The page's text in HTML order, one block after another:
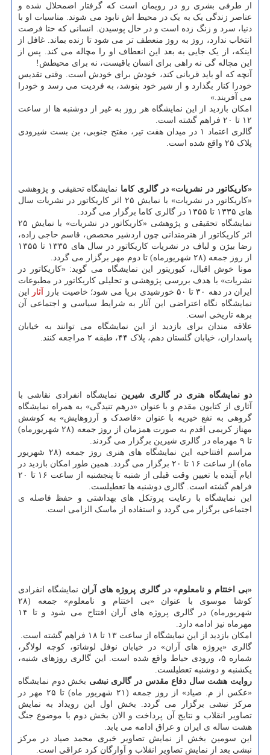
از طرفی بشری رو در رویمان است که گرفتار اضمحلال شده و
عناصر زندگی یک به یک در محیط اش نابود می شوند. مناسبات او با
دنیا، سرد و زنگ زده است و در حال پوسیدن. انسانی که حتا فرصت
انتخاب ندارد، روز به روز منعطف تر می شود تا زنده بماند. غافل از
اینکه، از یک جایی به بعد این انعطاف او را مچاله می کند. پس از
این مچاله گی نه راهی برای انسان باقیست، نه برای محیطش!
آنچه که او باید قربانی کند، خودش برای خودش است. وقتی تقدیس
خودرا کنار بگذارد و از شیر خود بنوشد، به فردیت می رسد و خودرا
می آفریند.»
امکان بازدید از این نمایشگاه هر روز به غیر از دوشنبه ها از ساعت
۱۲ تا ۲۰ فراهم گشته است.
گالری اعتماد ۱ در میدان هفت تیر، مفتح جنوبی، بن بست شیرودی
پلاک ۲۵ واقع شده است.
«کاریکاتور در نشریات» در گالری کاما نمایشگاه تحقیقی و پژوهشی
«کاریکاتور در نشریات» با نمایش ۲۵ اثر کاریکاتور در نشریات سال
های ۱۳۳۵ تا ۱۳۵۵ در گالری کاما برگزار می گردد.
نمایشگاه تحقیقی و پژوهشی «کاریکاتور در نشریات» با نمایش ۲۵
اثر کاریکاتور از هنرمندانی چون اردشیر محصص، قاسم حاجی زاده،
رضا بیژن و لباف در نشریات کاریکاتور در سال های ۱۳۳۵ تا ۱۳۵۵
از روز جمعه (۲۸ شهریورماه) تا دوم مهر برگزار می گردد.
مونا خوش اقبال، کیوریتور این نمایشگاه می گوید: «کاریکاتور در
نشریات» با هدف بررسی پژوهشی و تحلیلی کاریکاتور در مطبوعات
ایران در دهه ۳۰ تا ۵۰ خورشیدی برپا می شود؛ خاصیت بارز
آثار این
نمایشگاه نگاه اعتراضی این آثار به شرایط سیاسی و اجتماعی آن
برهه تاریخی است.
علاقه مندان برای بازدید از این نمایشگاه می توانند به خیابان
پاسداران، خیابان گلستان دهم، پلاک ۴۴، طبقه ۲ مراجعه کنند.
دو نمایشگاه هنری در گالری شیرین نمایشگاه انفرادی نقاشی با
آثاری از کتایون مقدم و با عنوان «درهم تنیدگی» به همراه نمایشگاه
گروهی به نفع خیریه با عنوان «قاصدک و آرزوهایش» به کوشش
مهناز کریمی اقدم به صورت همزمان از روز جمعه (۲۸ شهریورماه)
تا ۹ مهرماه در گالری شیرین برگزار می گردند.
مراسم افتتاحیه این نمایشگاه های هنری روز جمعه (۲۸ شهریور
ماه) از ساعت ۱۶ تا ۲۰ برگزار می گردد. همین طور امکان بازدید در
ایام آینده با تعیین وقت قبلی از شنبه تا پنجشنبه از ساعت ۱۶ تا ۲۰
فراهم گشته است. گالری دوشنبه ها تعطیلست.
این نمایشگاه با رعایت پروتکل های بهداشتی و حفظ فاصله ی
اجتماعی برگزار می گردد و استفاده از ماسک الزامی است.
«بی اختتام و نامعلوم» در گالری پروژه های آران نمایشگاه انفرادی
کوشا موسوی با عنوان «بی اختتام و نامعلوم» جمعه (۲۸
شهریورماه) در گالری پروژه های آران افتتاح می شود و تا ۱۴
مهرماه نیز ادامه دارد.
امکان بازدید از این نمایشگاه از ساعت ۱۳ تا ۱۸ فراهم گشته است.
گالری «پروژه های آران» در خیابان نوفل لوشاتو، کوچه لولاگر،
شماره ۵، ورودی حیاط واقع شده است. این گالری روزهای شنبه،
یکشنبه و دوشنبه تعطیلست.
روایت هشت سال دفاع مقدس در گالری نبشی بخش دوم نمایشگاه
«عکس از م. صیاد» از روز جمعه (۲۱ شهریور ماه) تا ۲۵ مهر در
مرکز نبشی برگزار می گردد. بخش اول این رویداد به نمایش
تصاویر انقلاب و نتایج آن پرداخت و الان بخش دوم با موضوع جنگ
هشت ساله ی ایران و عراق ادامه می یابد.
این سومین بخش از نمایش تصاویر خبری محمد صیاد در مرکز
نبشی بعد از نمایش تصاویر انقلاب و آوارگان کرد عراقی است.